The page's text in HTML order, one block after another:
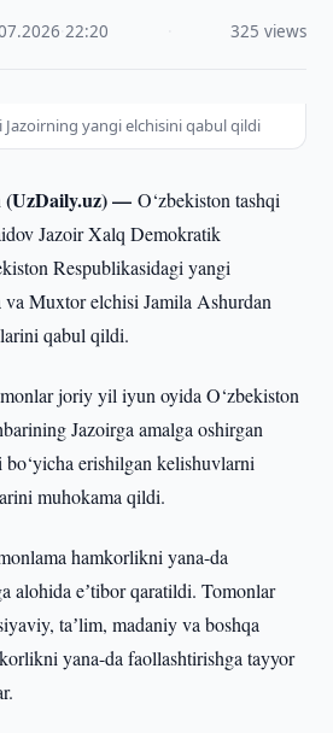
·22:20 325 views
Jazoirning yangi elchisini qabul qildi
(UzDaily.uz) —O‘zbekiston tashqi
Jazoir Xalq Demokratik
Respublikasidagi yangi
Muxtor elchisi Jamila Ashurdan
qabul qildi.
joriy yil iyun oyida O‘zbekiston
Jazoirga amalga oshirgan
erishilgan kelishuvlarni
muhokama qildi.
hamkorlikni yana-da
alohida eʼtibor qaratildi. Tomonlar
taʼlim, madaniy va boshqa
yana-da faollashtirishga tayyor